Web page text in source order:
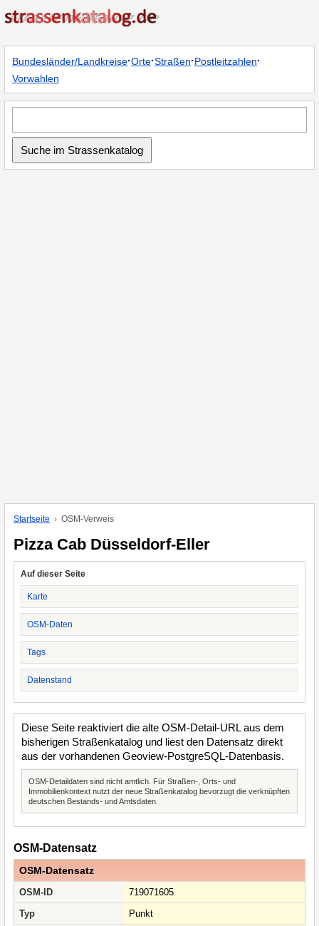
Bundesländer/Landkreise·Orte·Straßen·Postleitzahlen·
Vorwahlen
Startseite OSM-Verweis
Pizza Cab Düsseldorf-Eller
Auf dieser Seite
Karte
OSM-Daten
Tags
Datenstand
Diese Seite reaktiviert die alte OSM-Detail-URL aus dem
bisherigen Straßenkatalog und liest den Datensatz direkt
aus der vorhandenen Geoview-PostgreSQL-Datenbasis.
OSM-Detaildaten sind nicht amtlich. Für Straßen-, Orts- und
Immobilienkontext nutzt der neue Straßenkatalog bevorzugt die verknüpften
deutschen Bestands- und Amtsdaten.
OSM-Datensatz
OSM-Datensatz
OSM-ID
719071605
Typ
Punkt